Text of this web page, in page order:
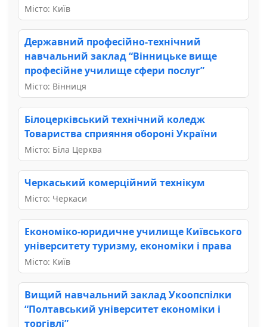
Місто: Київ
Державний професійно-технічний
навчальний заклад “Вінницьке вище
професійне училище сфери послуг”
Місто: Вінниця
Білоцерківський технічний коледж
Товариства сприяння обороні України
Місто: Біла Церква
Черкаський комерційний технікум
Місто: Черкаси
Економіко-юридичне училище Київського
університету туризму, економіки і права
Місто: Київ
Вищий навчальний заклад Укоопспілки
“Полтавський університет економіки і
торгівлі”